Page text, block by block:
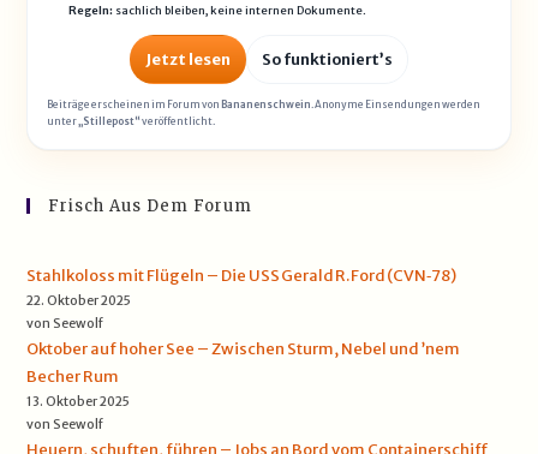
Regeln: sachlich bleiben, keine internen Dokumente.
Jetzt lesen So funktioniert’s
Beiträge erscheinen im Forum von Bananenschwein. Anonyme Einsendungen werden
unter„Stillepost“veröffentlicht.
Frisch Aus Dem Forum
Stahlkoloss mit Flügeln – Die USS Gerald R. Ford (CVN‑78)
22. Oktober 2025
von Seewolf
Oktober auf hoher See – Zwischen Sturm, Nebel und ’nem
Becher Rum
13. Oktober 2025
von Seewolf